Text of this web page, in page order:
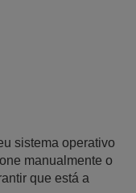
sistema operativo
manualmente o
que está a